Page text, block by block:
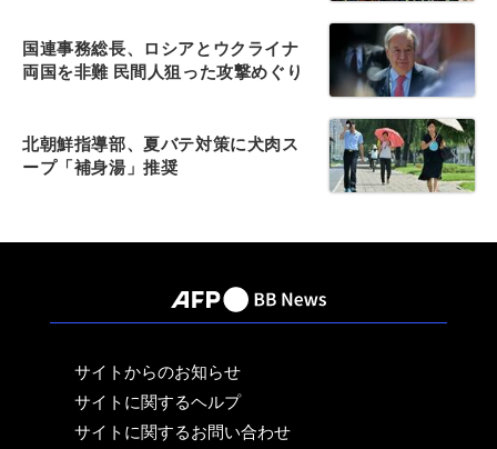
国連事務総長、ロシアとウクライナ
両国を非難 民間人狙った攻撃めぐり
北朝鮮指導部、夏バテ対策に犬肉ス
ープ「補身湯」推奨
サイトからのお知らせ
サイトに関するヘルプ
サイトに関するお問い合わせ